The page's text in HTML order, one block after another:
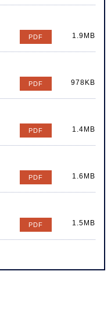
1.9MB
978KB
1.4MB
1.6MB
1.5MB